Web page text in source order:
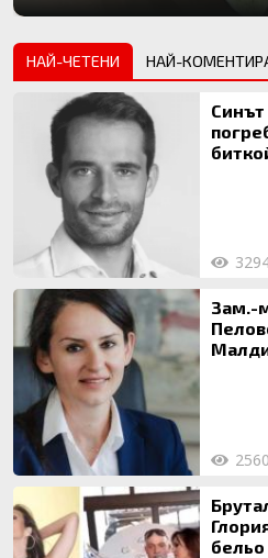
НАЙ-ЧЕТЕНИ НАЙ-
Синът
Зам.-
бельо